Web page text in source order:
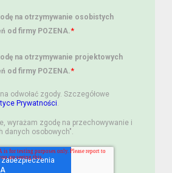
na otrzymywanie osobistych
od firmy POZENA.*
na otrzymywanie projektowych
od firmy POZENA.*
odwołać zgody. Szczegółowe
Prywatności.
wyrażam zgodę na przechowywanie i
danych osobowych".